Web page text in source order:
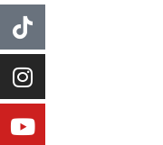
Tiktok
Instagram
Youtube
Facebook
Whatsapp